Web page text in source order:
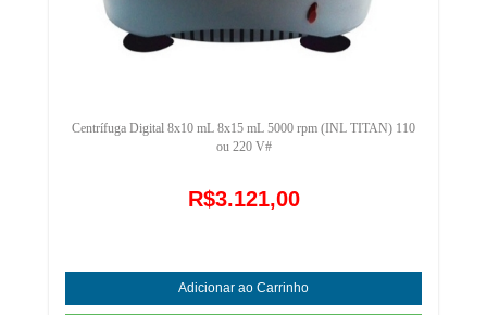
Centrífuga Digital 8x10 mL 8x15 mL 5000 rpm (INL TITAN) 110
ou 220 V#
R$3.121,00